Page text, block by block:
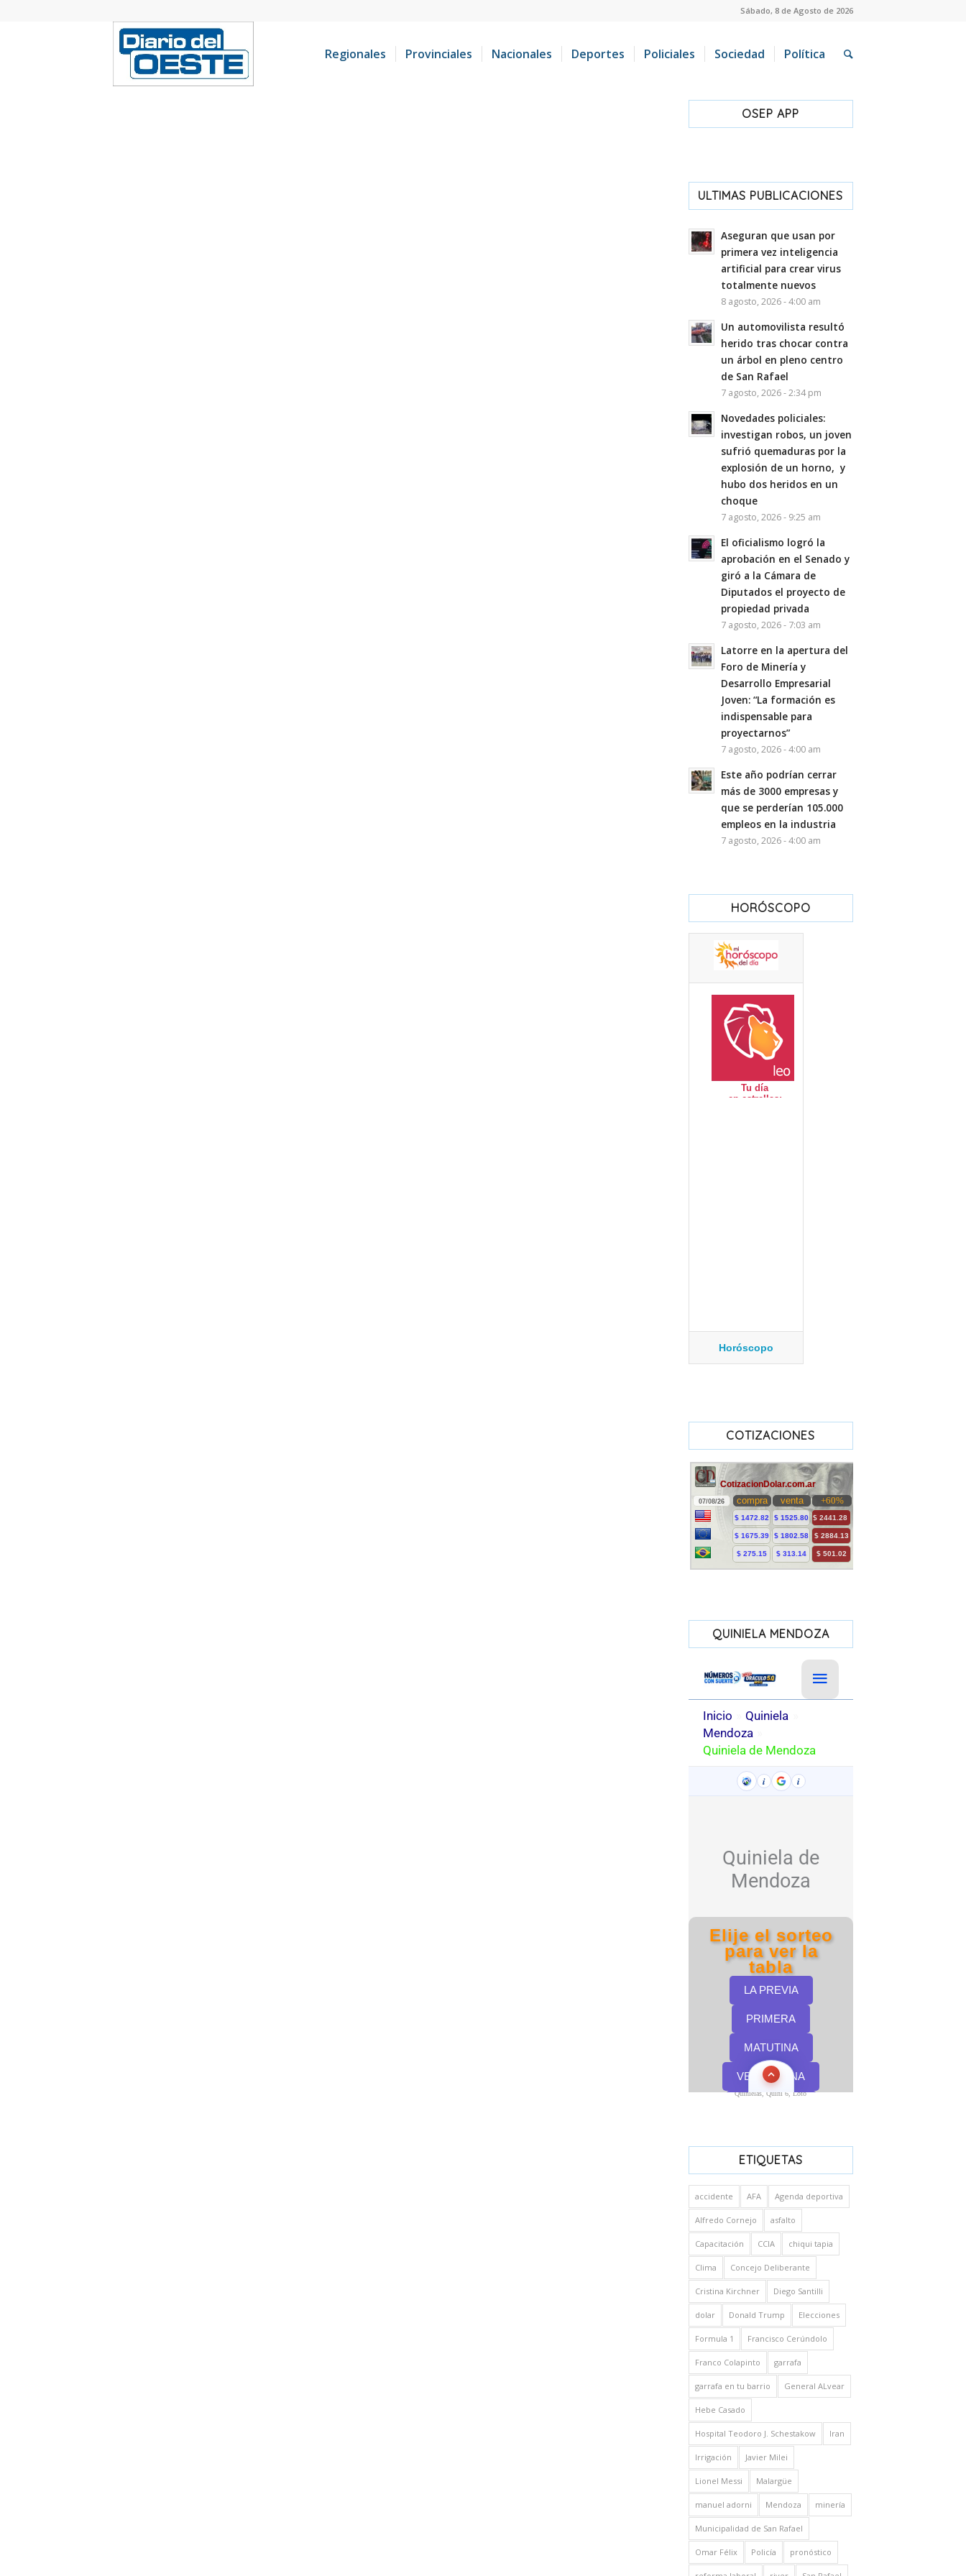
Sábado, 8 de Agosto de 2026
Regionales Provinciales Nacionales Deportes Policiales Sociedad Política
OSEP APP
ULTIMAS PUBLICACIONES
Aseguran que usan por
primera vez inteligencia
artificial para crear virus
totalmente nuevos
8 agosto, 2026 - 4:00 am
Un automovilista resultó
herido tras chocar contra
un árbol en pleno centro
de San Rafael
7 agosto, 2026 - 2:34 pm
Novedades policiales:
investigan robos, un joven
sufrió quemaduras por la
explosión de un horno, y
hubo dos heridos en un
choque
7 agosto, 2026 - 9:25 am
El oficialismo logró la
aprobación en el Senado y
giró a la Cámara de
Diputados el proyecto de
propiedad privada
7 agosto, 2026 - 7:03 am
Latorre en la apertura del
Foro de Minería y
Desarrollo Empresarial
Joven: “La formación es
indispensable para
proyectarnos”
7 agosto, 2026 - 4:00 am
Este año podrían cerrar
más de 3000 empresas y
que se perderían 105.000
empleos en la industria
7 agosto, 2026 - 4:00 am
HORÓSCOPO
Horóscopo
COTIZACIONES
QUINIELA MENDOZA
Quinielas, Quini 6, Loto
ETIQUETAS
accidente AFA Agenda deportiva
Alfredo Cornejo asfalto
Capacitación CCIA chiqui tapia
Clima Concejo Deliberante
Cristina Kirchner Diego Santilli
dolar Donald Trump Elecciones
Formula 1 Francisco Cerúndolo
Franco Colapinto garrafa
garrafa en tu barrio General ALvear
Hebe Casado
Hospital Teodoro J. Schestakow Iran
Irrigación Javier Milei
Lionel Messi Malargüe
manuel adorni Mendoza minería
Municipalidad de San Rafael
Omar Félix Policía pronóstico